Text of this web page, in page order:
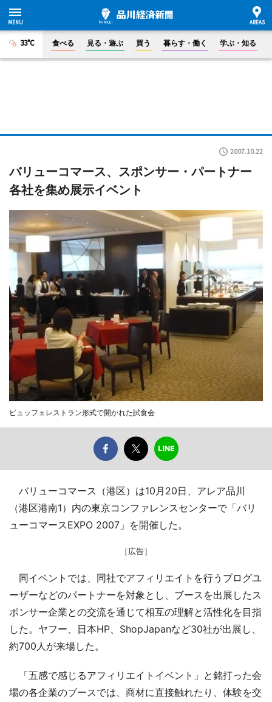
33°C 食べる 見る・遊ぶ 買う 暮らす・働く 学ぶ・知る
2007.10.22
バリューコマース、スポンサー・パートナー
各社を集め展示イベント
ビュッフェレストラン形式で開かれた試食会
バリューコマース（港区）は10月20日、アレア品川
（港区港南1）内の東京コンファレンスセンターで「バリ
ューコマースEXPO 2007」を開催した。
［広告］
同イベントでは、同社でアフィリエイトを行うブログユ
ーザーなどのパートナーを対象とし、ブースを出展したス
ポンサー企業との交流を通じて相互の理解と活性化を目指
した。ヤフー、日本HP、ShopJapanなど30社が出展し、
約700人が来場した。
「五感で感じるアフィリエイトイベント」と銘打った会
場の各企業のブースでは、商材に直接触れたり、体験を交